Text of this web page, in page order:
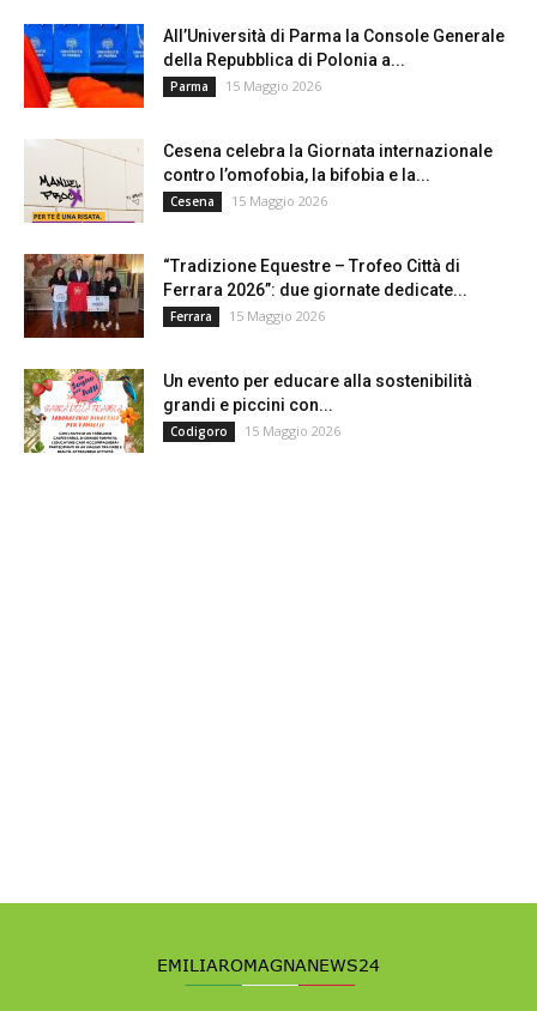
All’Università di Parma la Console Generale
della Repubblica di Polonia a...
Parma 15 Maggio 2026
Cesena celebra la Giornata internazionale
contro l’omofobia, la bifobia e la...
Cesena 15 Maggio 2026
“Tradizione Equestre – Trofeo Città di
Ferrara 2026”: due giornate dedicate...
Ferrara 15 Maggio 2026
Un evento per educare alla sostenibilità
grandi e piccini con...
Codigoro 15 Maggio 2026